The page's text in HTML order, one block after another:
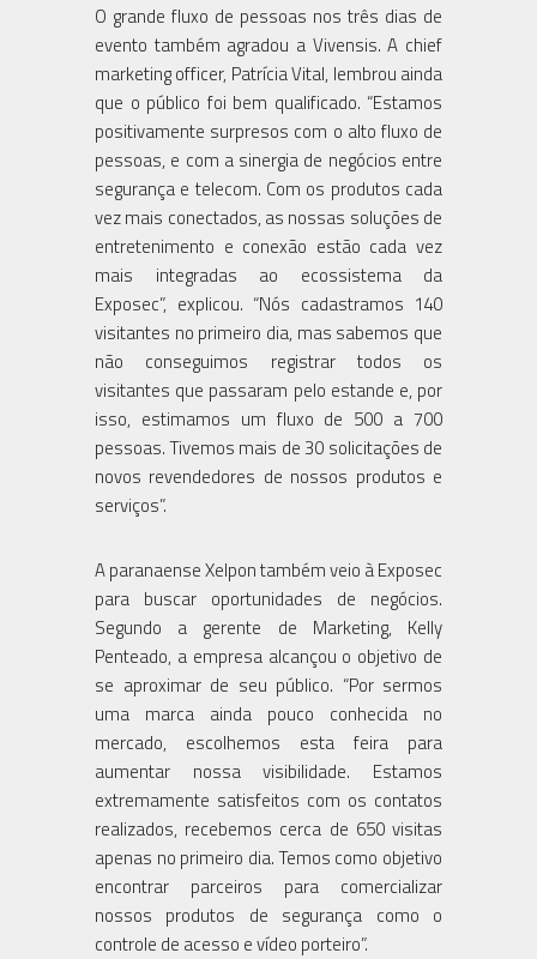
O grande fluxo de pessoas nos três dias de
evento também agradou a Vivensis. A chief
marketing officer, Patrícia Vital, lembrou ainda
que o público foi bem qualificado. “Estamos
positivamente surpresos com o alto fluxo de
pessoas, e com a sinergia de negócios entre
segurança e telecom. Com os produtos cada
vez mais conectados, as nossas soluções de
entretenimento e conexão estão cada vez
mais integradas ao ecossistema da
Exposec”, explicou. “Nós cadastramos 140
visitantes no primeiro dia, mas sabemos que
não conseguimos registrar todos os
visitantes que passaram pelo estande e, por
isso, estimamos um fluxo de 500 a 700
pessoas. Tivemos mais de 30 solicitações de
novos revendedores de nossos produtos e
serviços”.
A paranaense Xelpon também veio à Exposec
para buscar oportunidades de negócios.
Segundo a gerente de Marketing, Kelly
Penteado, a empresa alcançou o objetivo de
se aproximar de seu público. “Por sermos
uma marca ainda pouco conhecida no
mercado, escolhemos esta feira para
aumentar nossa visibilidade. Estamos
extremamente satisfeitos com os contatos
realizados, recebemos cerca de 650 visitas
apenas no primeiro dia. Temos como objetivo
encontrar parceiros para comercializar
nossos produtos de segurança como o
controle de acesso e vídeo porteiro”.